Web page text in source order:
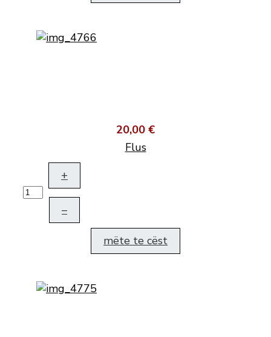
20,00 €
Flus
+
–
mëte te cëst